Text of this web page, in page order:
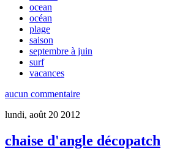
ocean
océan
plage
saison
septembre à juin
surf
vacances
aucun commentaire
lundi, août 20 2012
chaise d'angle décopatch